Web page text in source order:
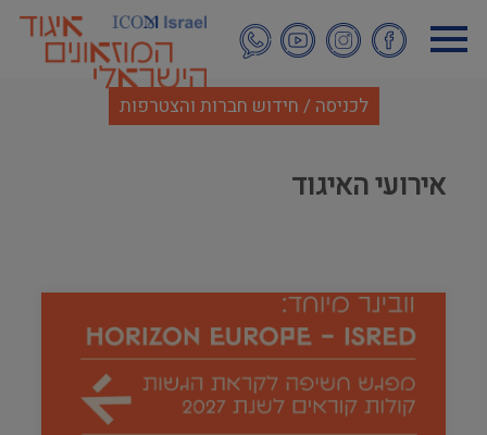
לתוכן
העיקרי
לכניסה / חידוש חברות והצטרפות
אירועי האיגוד